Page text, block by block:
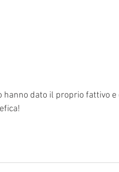
hanno dato il proprio fattivo e